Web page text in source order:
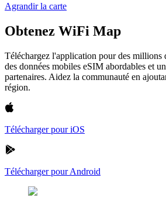
Agrandir la carte
Obtenez WiFi Map
Téléchargez l'application pour des millions
des données mobiles eSIM abordables et
partenaires. Aidez la communauté en
région.
Télécharger pour iOS
Télécharger pour Android